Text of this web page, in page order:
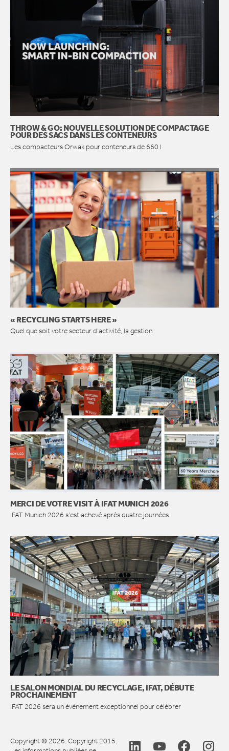
THROW & GO: NOUVELLE SOLUTION DE COMPACTAGE
POUR DES SACS DANS LES CONTENEURS
Les compacteurs Orwak pour conteneurs de 660 l
« RECYCLING STARTS HERE »
Quel que soit votre secteur d’activité, la gestion
MERCI DE VOTRE VISIT À IFAT MUNICH 2026
IFAT Munich 2026 s’est achevé après quatre journées
LE SALON MONDIAL DU RECYCLAGE, IFAT, DÉBUTE
PROCHAINEMENT
IFAT 2026 sera un événement exceptionnel pour célébrer
Copyright © 2026. Copyright 2015.